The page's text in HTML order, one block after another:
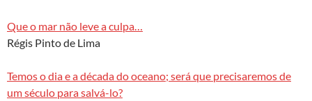
Que o mar não leve a culpa…
Régis Pinto de Lima
Temos o dia e a década do oceano; será que precisaremos de
um século para salvá-lo?